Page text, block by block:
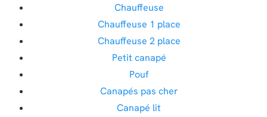
Chauffeuse
Chauffeuse 1 place
Chauffeuse 2 place
Petit canapé
Pouf
Canapés pas cher
Canapé lit